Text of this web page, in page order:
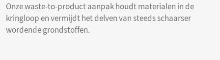
Onze waste-to-product aanpak houdt materialen in de
kringloop en vermijdt het delven van steeds schaarser
wordende grondstoffen.